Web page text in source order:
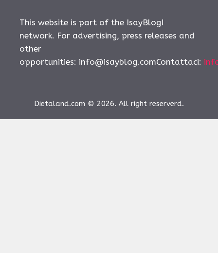
This website is part of the IsayBlog!
network. For advertising, press releases and
other
opportunities: info@isayblog.comContattaci:
Dietaland.com © 2026. All right reserverd.